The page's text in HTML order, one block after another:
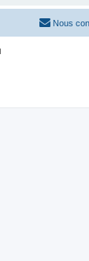
Nous